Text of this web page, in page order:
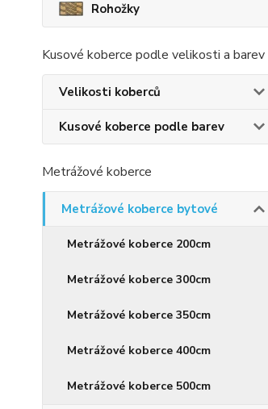
Rohožky
Kusové koberce podle velikosti a barev
Velikosti koberců
Kusové koberce podle barev
Metrážové koberce
Metrážové koberce bytové
Metrážové koberce 200cm
Metrážové koberce 300cm
Metrážové koberce 350cm
Metrážové koberce 400cm
Metrážové koberce 500cm